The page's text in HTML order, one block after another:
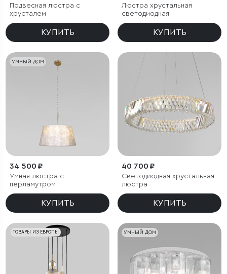
Подвесная люстра с
хрусталем
КУПИТЬ
Люстра хрустальная
светодиодная
КУПИТЬ
УМНЫЙ ДОМ
34 500 ₽
Умная люстра с
перламутром
КУПИТЬ
40 700 ₽
Светодиодная хрустальная
люстра
КУПИТЬ
ТОВАРЫ ИЗ ЕВРОПЫ УМНЫЙ ДОМ